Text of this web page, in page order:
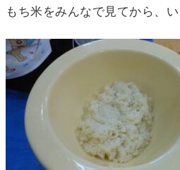
もち米をみんなで見てから、